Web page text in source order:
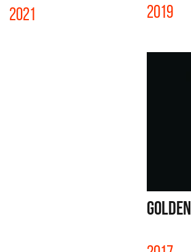
2021 2019
GOLDEN